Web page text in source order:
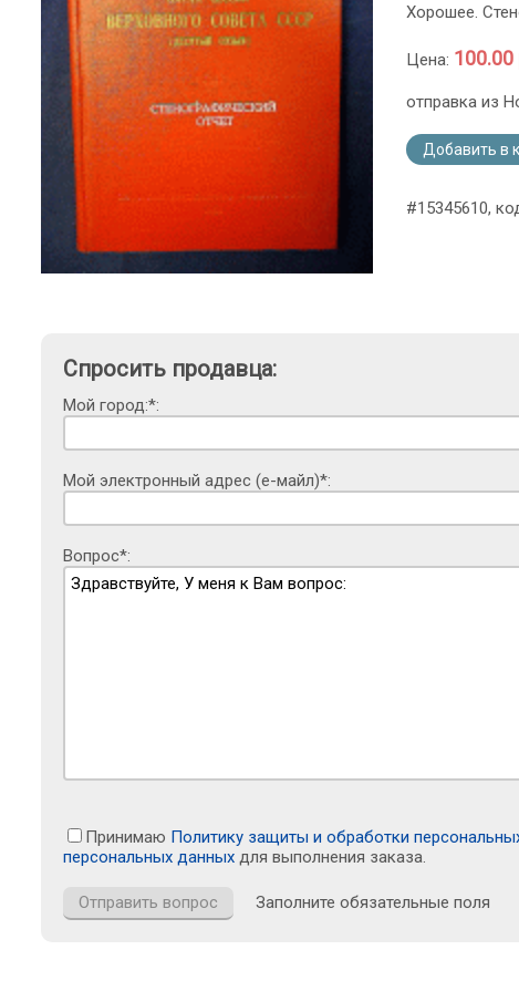
Хорошее.
Цена: 100.00
отправка из
Добавить в
#15345610,
Спросить продавца:
Мой город:*:
Мой электронный адрес (е-майл)*:
Вопрос*:
Принимаю Политику защиты и обработки
персональных данных для выполнения заказа.
Заполните обязательные поля